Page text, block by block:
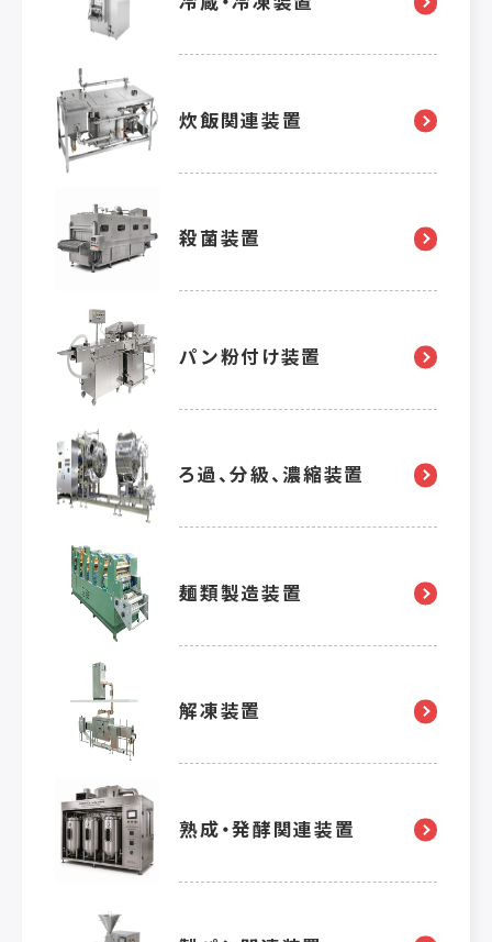
炊飯関連装置
殺菌装置
パン粉付け装置
ろ過、分級、濃縮装置
麺類製造装置
解凍装置
熟成・発酵関連装置